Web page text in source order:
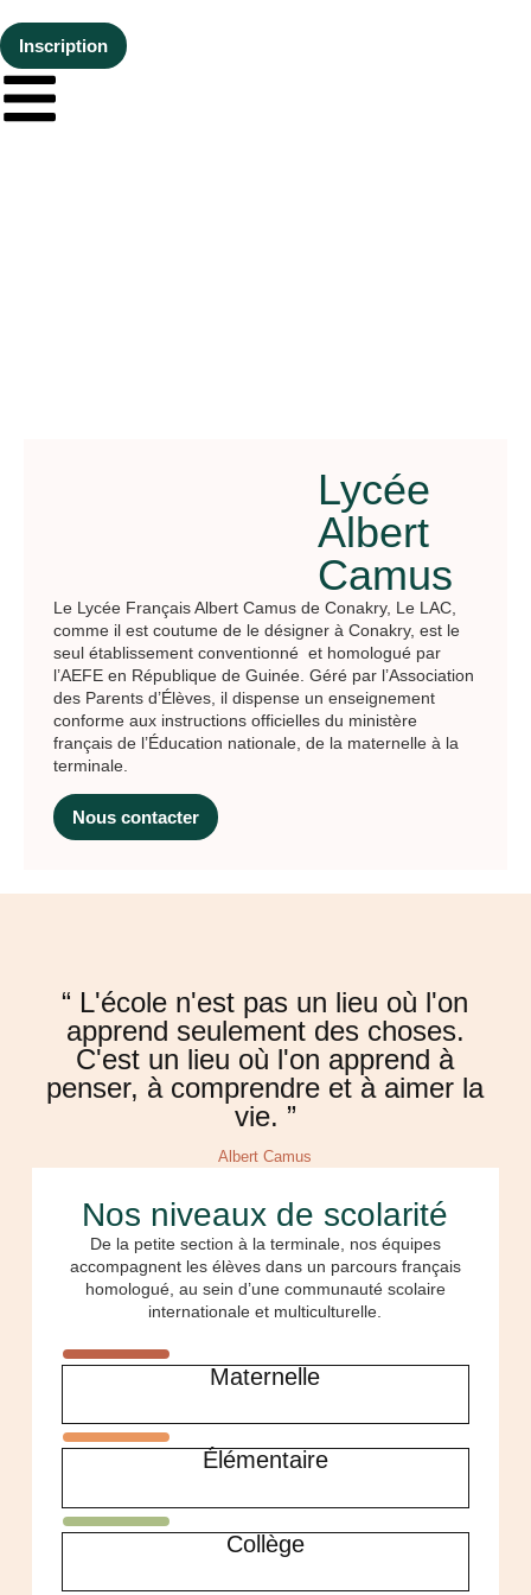
Inscription
Lycée
Albert
Camus
Le Lycée Français Albert Camus de Conakry, Le LAC,
comme il est coutume de le désigner à Conakry, est le
seul établissement conventionné et homologué par
l’AEFE en République de Guinée. Géré par l’Association
des Parents d’Élèves, il dispense un enseignement
conforme aux instructions officielles du ministère
français de l’Éducation nationale, de la maternelle à la
terminale.
Nous contacter
“ L'école n'est pas un lieu où l'on
apprend seulement des choses.
C'est un lieu où l'on apprend à
penser, à comprendre et à aimer la
vie. ”
Albert Camus
Nos niveaux de scolarité
De la petite section à la terminale, nos équipes
accompagnent les élèves dans un parcours français
homologué, au sein d’une communauté scolaire
internationale et multiculturelle.
Maternelle
Élémentaire
Collège